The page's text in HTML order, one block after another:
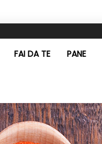
FAI DA TE PANE